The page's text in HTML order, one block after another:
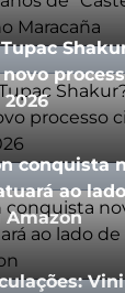
conquista
ao